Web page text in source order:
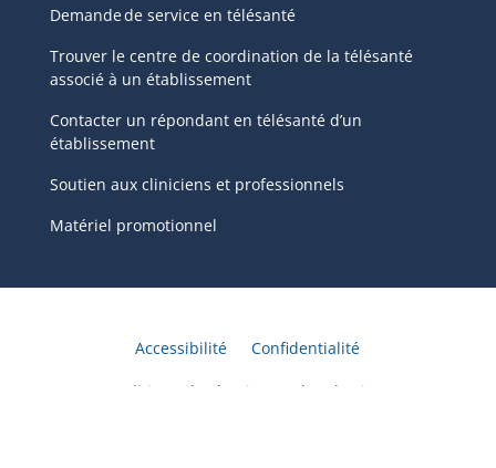
Demande de service en télésanté
Trouver le centre de coordination de la télésanté
associé à un établissement
Contacter un répondant en télésanté d’un
établissement
Soutien aux cliniciens et professionnels
Matériel promotionnel
Accessibilité Confidentialité
Politique de témoins Plan du site